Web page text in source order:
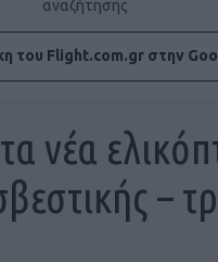
αναζήτησης
του Flight.com.gr στην
νέα
–